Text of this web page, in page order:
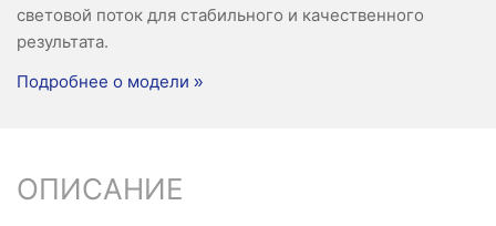
световой поток для стабильного и качественного
результата.
Подробнее о модели »
ОПИСАНИЕ